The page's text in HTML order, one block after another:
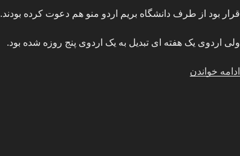
قرار بود از طرف دانشگاه بریم اردو منو هم دعوت کرده بودند.
ولی اردوی یک هفته ای تبدیل به یک اردوی پنج روزه شده بود.
ادامه خواندن